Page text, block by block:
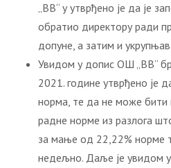
„ВВ“ у утврђено је да је
обратио директору ради
допуне, а затим и
Увидом у допис ОШ „ВВ“
2021. године утврђено је
норма, те да не може бити
радне норме из разлога
за мање од 22,22% норме
недељно. Даље је увидом